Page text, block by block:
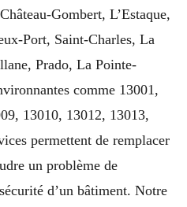
Gombert, L’Estaque,
Port, Saint-Charles, La
Prado, La Pointe-
comme 13001,
13010, 13012, 13013,
permettent de remplacer
un problème de
d’un bâtiment. Notre